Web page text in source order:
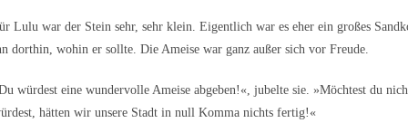
Lulu war der Stein sehr, sehr klein. Eigentlich war es eher ein großes
dorthin, wohin er sollte. Die Ameise war ganz außer sich vor Freude.
würdest eine wundervolle Ameise abgeben!«, jubelte sie. »Möchtest du
hätten wir unsere Stadt in null Komma nichts fertig!«